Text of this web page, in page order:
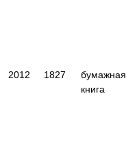
2012 1827
бумажная
книга